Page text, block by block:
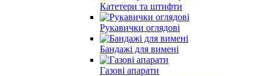
Катетери та штифти
Рукавички оглядові
Бандажі для вимені
Газові апарати